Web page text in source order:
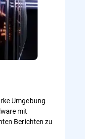
Umgebung
mit
Berichten zu